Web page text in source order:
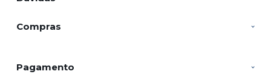
Compras
Pagamento